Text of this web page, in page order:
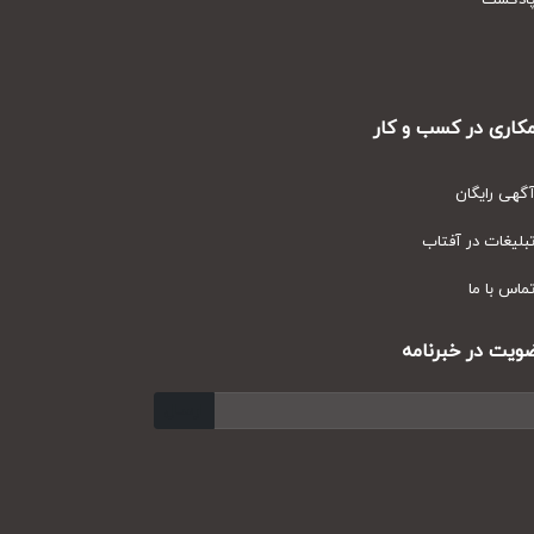
در کسب و کار
رایگان
در آفتاب
با ما
در خبرنامه